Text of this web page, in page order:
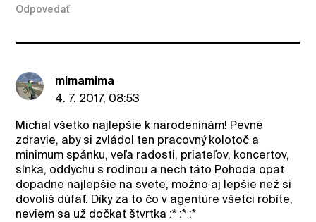
Odpovedať
mimamima
4. 7. 2017, 08:53
Michal všetko najlepšie k narodeninám! Pevné
zdravie, aby si zvládol ten pracovný kolotoč a
minimum spánku, veľa radosti, priateľov, koncertov,
slnka, oddychu s rodinou a nech táto Pohoda opat
dopadne najlepšie na svete, možno aj lepšie než si
dovolíš dúfať. Díky za to čo v agentúre všetci robíte,
neviem sa už dočkať štvrtka :* :* :*